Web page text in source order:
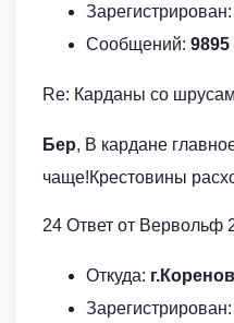
Зарегистрирован:
Сообщений: 9895
Re: Карданы со
Бер, В кардане
чаще!Крестовины
24 Ответ от Вервольф
Откуда:
Зарегистрирован: